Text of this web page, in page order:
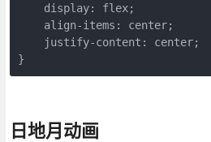
    display: flex;
    align-items: center;
    justify-content: center;
}
日地月动画